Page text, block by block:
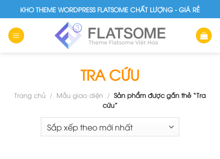
to
content
KHO THEME WORDPRESS FLATSOME CHẤT LƯỢNG - GIÁ RẺ
TRA CỨU
Trang chủ / Mẫu giao diện / Sản phẩm được gắn thẻ “Tra
cứu”